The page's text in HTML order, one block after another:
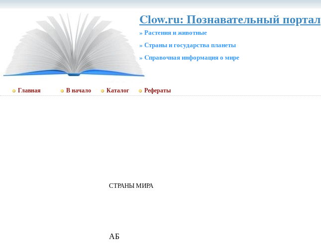
Clow.ru: Познавательный портал
» Растения и животные
» Страны и государства планеты
» Cправочная информация о мире
Главная В начало Каталог Рефераты
СТРАНЫ МИРА
АБ